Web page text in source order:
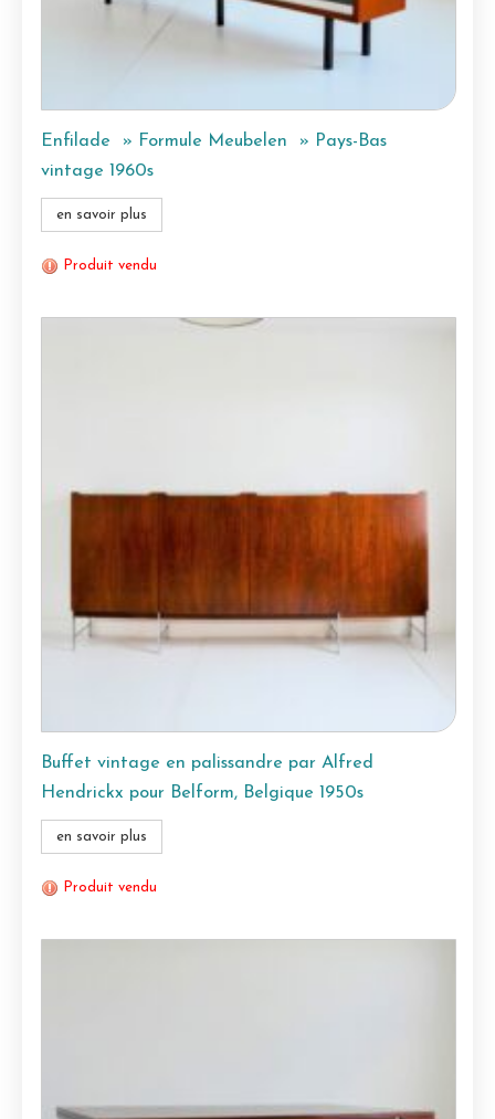
Enfilade » Formule Meubelen » Pays-Bas
vintage 1960s
en savoir plus
Produit vendu
Buffet vintage en palissandre par Alfred
Hendrickx pour Belform, Belgique 1950s
en savoir plus
Produit vendu